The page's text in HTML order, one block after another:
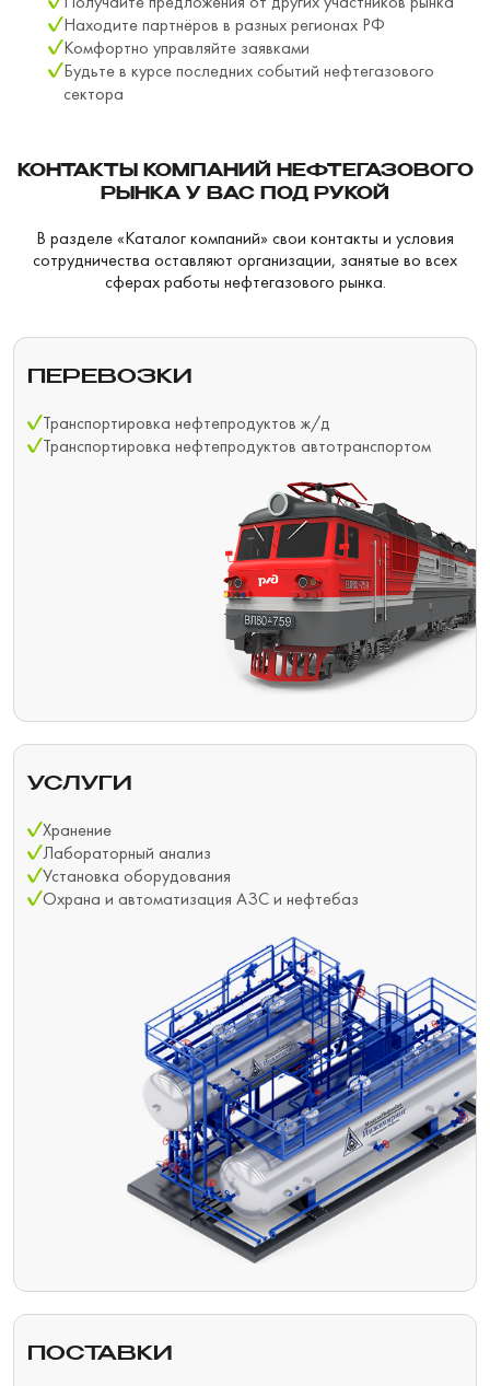
Находите партнёров в разных регионах РФ
Комфортно управляйте заявками
Будьте в курсе последних событий нефтегазового
сектора
КОНТАКТЫ КОМПАНИЙ НЕФТЕГАЗОВОГО
РЫНКА У ВАС ПОД РУКОЙ
В разделе «Каталог компаний» свои контакты и условия
сотрудничества оставляют организации, занятые во всех
сферах работы нефтегазового рынка.
ПЕРЕВОЗКИ
Транспортировка нефтепродуктов ж/д
Транспортировка нефтепродуктов автотранспортом
УСЛУГИ
Хранение
Лабораторный анализ
Установка оборудования
Охрана и автоматизация АЗС и нефтебаз
ПОСТАВКИ